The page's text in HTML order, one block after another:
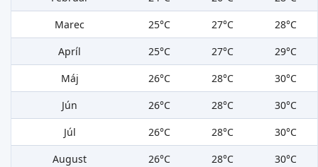
Marec
25°C 27°C
28°C
Apríl
25°C 27°C
29°C
Máj
26°C 28°C
30°C
Jún
26°C 28°C
30°C
Júl
26°C 28°C
30°C
August
26°C 28°C
30°C